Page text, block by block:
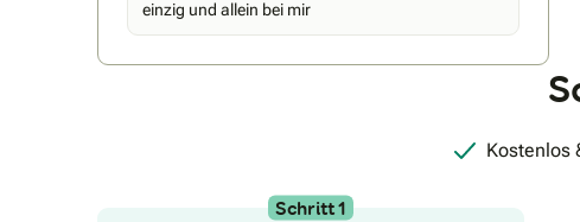
einzig und allein bei mir
Kostenlos
Schritt 1